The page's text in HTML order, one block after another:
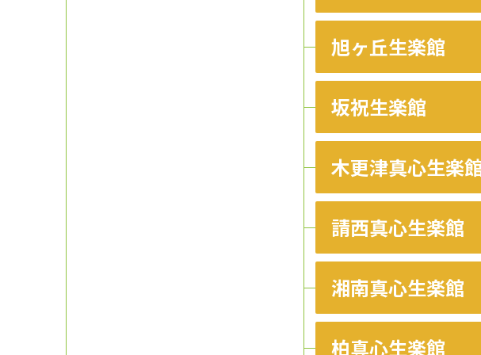
旭ヶ丘生楽館
坂祝生楽館
木更津真心生楽
請西真心生楽館
湘南真心生楽館
柏真心生楽館